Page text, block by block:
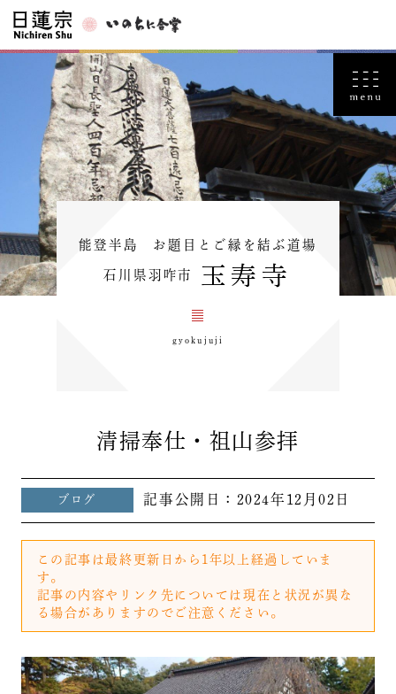
能登半島 お題目とご縁を結ぶ道場
石川県羽咋市 玉寿寺
gyokujuji
清掃奉仕・祖山参拝
ブログ 記事公開日： 2024年12月02日
この記事は最終更新日から1年以上経過していま
す。
記事の内容やリンク先については現在と状況が異な
る場合がありますのでご注意ください。